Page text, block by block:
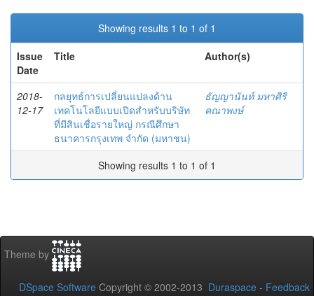
Showing results 1 to 1 of 1
Issue
Date
Title Author(s)
2018-
12-17
กลยุทธ์การเปลี่ยนแปลงด้าน
เทคโนโลยีแบบเปิดสำหรับบริษัท
ที่มีสินเชื่อรายใหญ่ กรณีศึกษา
ธนาคารกรุงเทพ จำกัด (มหาชน)
ธัญญานันท์ มหาศิริ
คณาพงษ์
Showing results 1 to 1 of 1
Theme by
DSpace Software Copyright © 2002-2013 Duraspace - Feedback